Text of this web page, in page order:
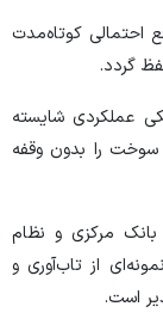
احتمالی کوتاه‌مدت
گردد.
عملکردی شایسته
را بدون وقفه
بانک مرکزی و نظام
از تاب‌آوری و
است.